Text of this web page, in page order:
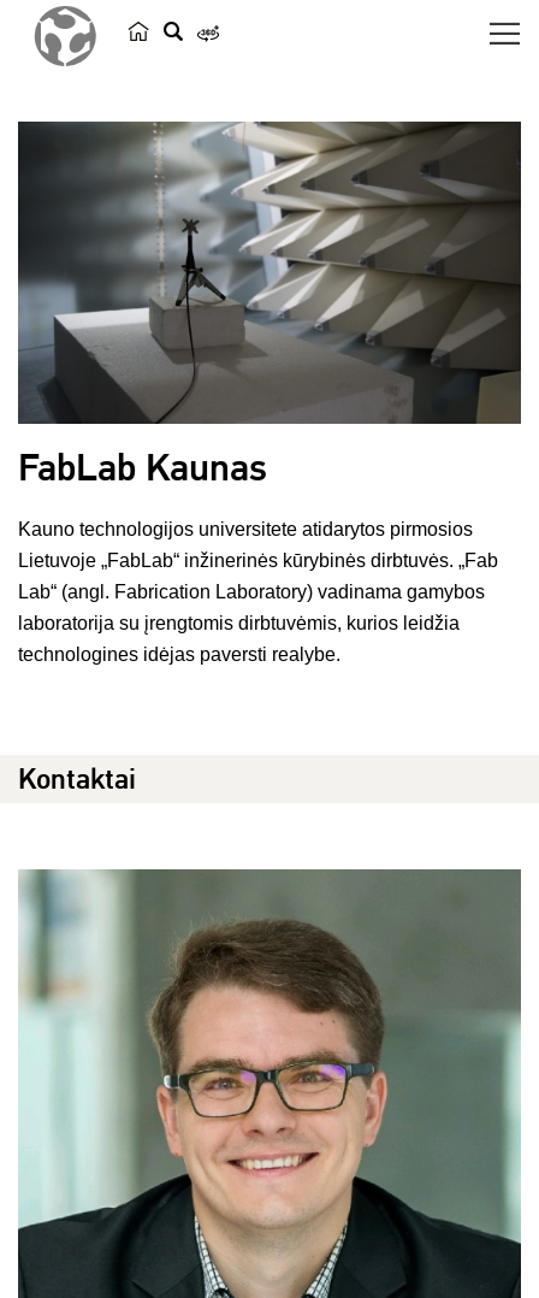
i
e
š
a
FabLab Kaunas
Kauno technologijos universitete atidarytos pirmosios
Lietuvoje „FabLab“ inžinerinės kūrybinės dirbtuvės. „Fab
Lab“ (angl. Fabrication Laboratory) vadinama gamybos
laboratorija su įrengtomis dirbtuvėmis, kurios leidžia
technologines idėjas paversti realybe.
Kontaktai